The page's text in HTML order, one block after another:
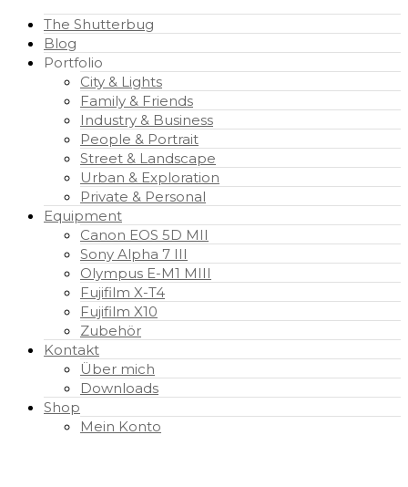
The Shutterbug
Blog
Portfolio
City & Lights
Family & Friends
Industry & Business
People & Portrait
Street & Landscape
Urban & Exploration
Private & Personal
Equipment
Canon EOS 5D MII
Sony Alpha 7 III
Olympus E-M1 MIII
Fujifilm X-T4
Fujifilm X10
Zubehör
Kontakt
Über mich
Downloads
Shop
Mein Konto